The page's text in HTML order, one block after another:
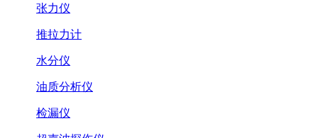
张力仪
推拉力计
水分仪
油质分析仪
检漏仪